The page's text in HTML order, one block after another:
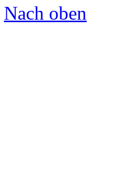
Nach oben